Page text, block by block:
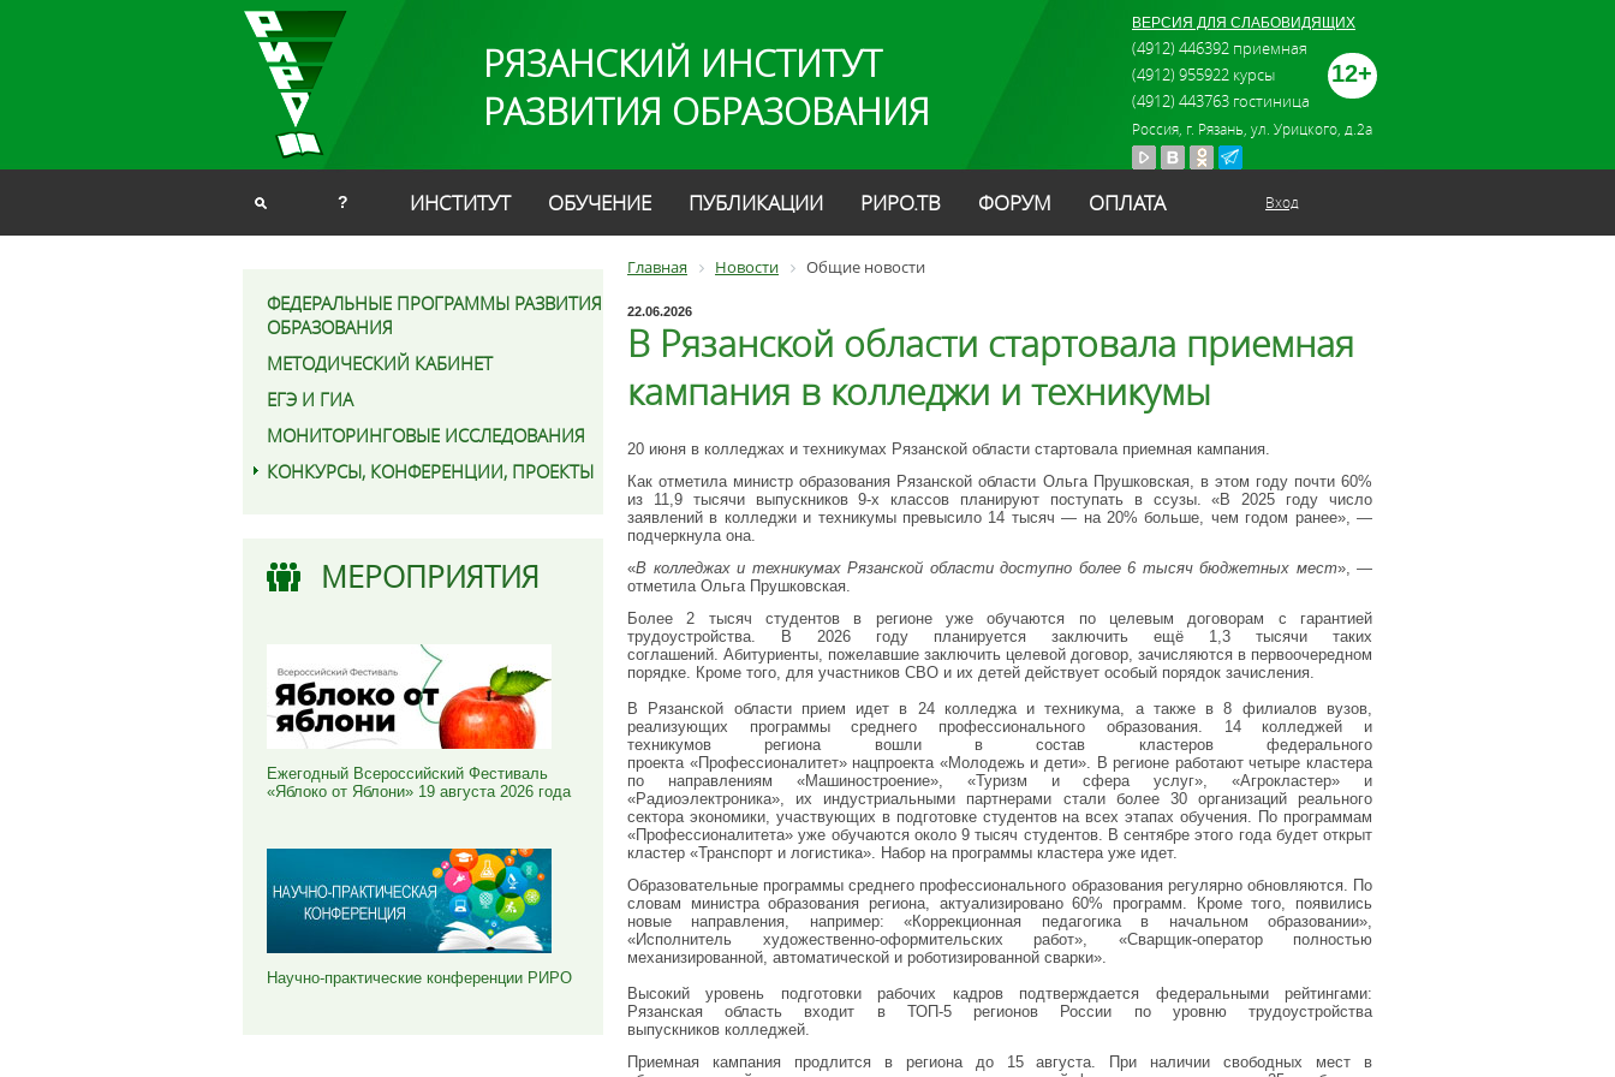
РЯЗАНСКИЙ ИНСТИТУТ
РАЗВИТИЯ ОБРАЗОВАНИЯ
12+
ВЕРСИЯ ДЛЯ СЛАБОВИДЯЩИХ
(4912) 446392 приемная
(4912) 955922 курсы
(4912) 443763 гостиница
Россия, г. Рязань, ул. Урицкого, д.2а
? ИНСТИТУТ ОБУЧЕНИЕ ПУБЛИКАЦИИ РИРО.ТВ ФОРУМ ОПЛАТА Вход
ФЕДЕРАЛЬНЫЕ ПРОГРАММЫ РАЗВИТИЯ
ОБРАЗОВАНИЯ
МЕТОДИЧЕСКИЙ КАБИНЕТ
ЕГЭ И ГИА
МОНИТОРИНГОВЫЕ ИССЛЕДОВАНИЯ
КОНКУРСЫ, КОНФЕРЕНЦИИ, ПРОЕКТЫ
МЕРОПРИЯТИЯ
Ежегодный Всероссийский Фестиваль
«Яблоко от Яблони» 19 августа 2026 года
Научно-практические конференции РИРО
Главная Новости Общие новости
22.06.2026
В Рязанской области стартовала приемная
кампания в колледжи и техникумы
20 июня в колледжах и техникумах Рязанской области стартовала приемная кампания.
Как отметила министр образования Рязанской области Ольга Прушковская, в этом году почти 60%
из 11,9 тысячи выпускников 9‑х классов планируют поступать в ссузы. «В 2025 году число
заявлений в колледжи и техникумы превысило 14 тысяч — на 20% больше, чем годом ранее», —
подчеркнула она.
«В колледжах и техникумах Рязанской области доступно более 6 тысяч бюджетных мест», —
отметила Ольга Прушковская.
Более 2 тысяч студентов в регионе уже обучаются по целевым договорам с гарантией
трудоустройства. В 2026 году планируется заключить ещё 1,3 тысячи таких
соглашений. Абитуриенты, пожелавшие заключить целевой договор, зачисляются в первоочередном
порядке. Кроме того, для участников СВО и их детей действует особый порядок зачисления.
В Рязанской области прием идет в 24 колледжа и техникума, а также в 8 филиалов вузов,
реализующих программы среднего профессионального образования. 14 колледжей и
техникумов региона вошли в состав кластеров федерального
проекта «Профессионалитет» нацпроекта «Молодежь и дети». В регионе работают четыре кластера
по направлениям «Машиностроение», «Туризм и сфера услуг», «Агрокластер» и
«Радиоэлектроника», их индустриальными партнерами стали более 30 организаций реального
сектора экономики, участвующих в подготовке студентов на всех этапах обучения. По программам
«Профессионалитета» уже обучаются около 9 тысяч студентов. В сентябре этого года будет открыт
кластер «Транспорт и логистика». Набор на программы кластера уже идет.
Образовательные программы среднего профессионального образования регулярно обновляются. По
словам министра образования региона, актуализировано 60% программ. Кроме того, появились
новые направления, например: «Коррекционная педагогика в начальном образовании»,
«Исполнитель художественно‑оформительских работ», «Сварщик‑оператор полностью
механизированной, автоматической и роботизированной сварки».
Высокий уровень подготовки рабочих кадров подтверждается федеральными рейтингами:
Рязанская область входит в ТОП‑5 регионов России по уровню трудоустройства
выпускников колледжей.
Приемная кампания продлится в региона до 15 августа. При наличии свободных мест в